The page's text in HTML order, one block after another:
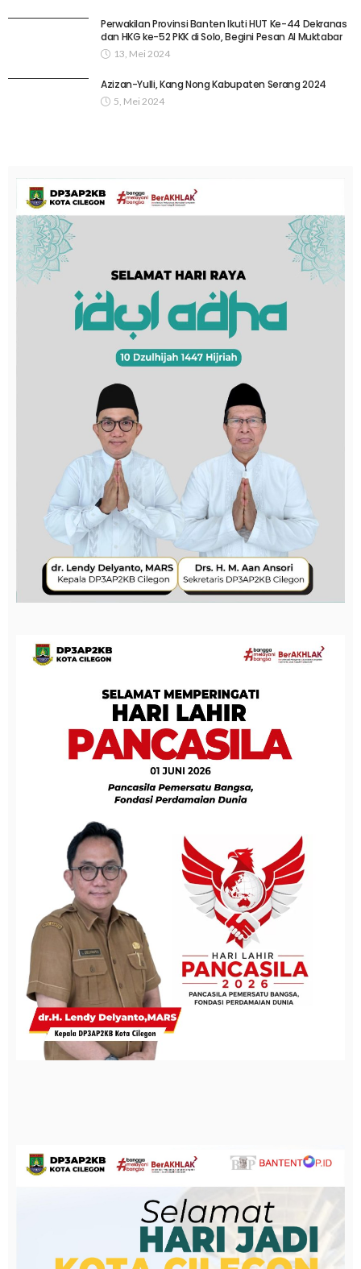
Perwakilan Provinsi Banten Ikuti HUT Ke-44 Dekranas
dan HKG ke-52 PKK di Solo, Begini Pesan Al Muktabar
13, Mei 2024
Azizan-Yulli, Kang Nong Kabupaten Serang 2024
5, Mei 2024